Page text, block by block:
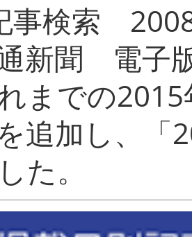
事検索
新聞 電子
までの
追加し、「
まし